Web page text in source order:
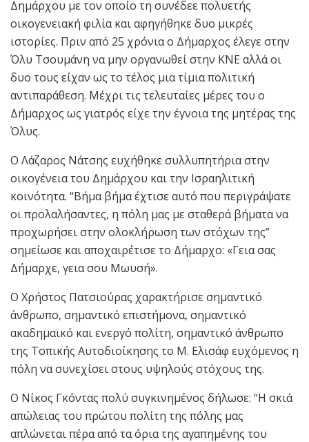
Δημάρχου με τον οποίο τη συνέδεε πολυετής
οικογενειακή φιλία και αφηγήθηκε δυο μικρές
ιστορίες. Πριν από 25 χρόνια ο Δήμαρχος έλεγε στην
Όλυ Τσουμάνη να μην οργανωθεί στην ΚΝΕ αλλά οι
δυο τους είχαν ως το τέλος μια τίμια πολιτική
αντιπαράθεση. Μέχρι τις τελευταίες μέρες του ο
Δήμαρχος ως γιατρός είχε την έγνοια της μητέρας της
Όλυς.
Ο Λάζαρος Νάτσης ευχήθηκε συλλυπητήρια στην
οικογένεια του Δημάρχου και την Ισραηλιτική
κοινότητα. “Βήμα βήμα έχτισε αυτό που περιγράψατε
οι προλαλήσαντες, η πόλη μας με σταθερά βήματα να
προχωρήσει στην ολοκλήρωση των στόχων της”
σημείωσε και αποχαιρέτισε το Δήμαρχο: «Γεια σας
Δήμαρχε, γεια σου Μωυσή».
Ο Χρήστος Πατσιούρας χαρακτήρισε σημαντικό
άνθρωπο, σημαντικό επιστήμονα, σημαντικό
ακαδημαϊκό και ενεργό πολίτη, σημαντικό άνθρωπο
της Τοπικής Αυτοδιοίκησης το Μ. Ελισάφ ευχόμενος η
πόλη να συνεχίσει στους υψηλούς στόχους της.
Ο Νίκος Γκόντας πολύ συγκινημένος δήλωσε: “Η σκιά
απώλειας του πρώτου πολίτη της πόλης μας
απλώνεται πέρα από τα όρια της αγαπημένης του